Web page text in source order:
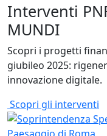
Interventi
MUNDI
Scopri i progetti
giubileo 2025:
innovazione digitale.
Scopri gli interventi